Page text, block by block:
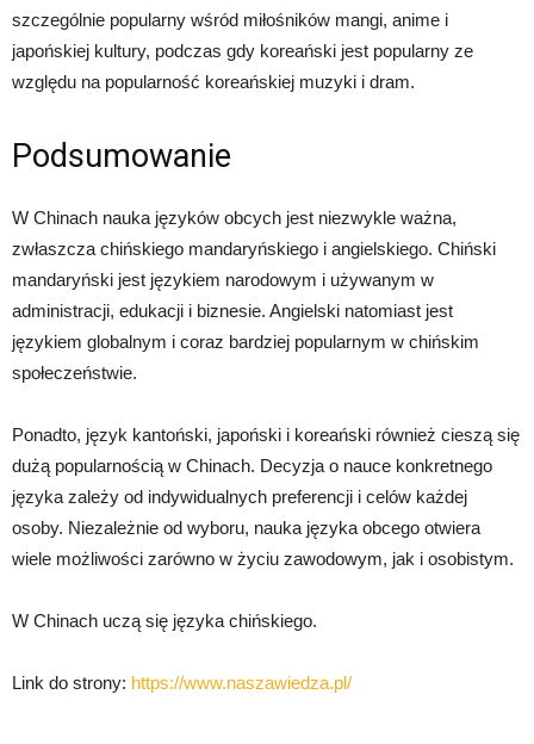
szczególnie popularny wśród miłośników mangi, anime i
japońskiej kultury, podczas gdy koreański jest popularny ze
względu na popularność koreańskiej muzyki i dram.
Podsumowanie
W Chinach nauka języków obcych jest niezwykle ważna,
zwłaszcza chińskiego mandaryńskiego i angielskiego. Chiński
mandaryński jest językiem narodowym i używanym w
administracji, edukacji i biznesie. Angielski natomiast jest
językiem globalnym i coraz bardziej popularnym w chińskim
społeczeństwie.
Ponadto, język kantoński, japoński i koreański również cieszą się
dużą popularnością w Chinach. Decyzja o nauce konkretnego
języka zależy od indywidualnych preferencji i celów każdej
osoby. Niezależnie od wyboru, nauka języka obcego otwiera
wiele możliwości zarówno w życiu zawodowym, jak i osobistym.
W Chinach uczą się języka chińskiego.
Link do strony: https://www.naszawiedza.pl/